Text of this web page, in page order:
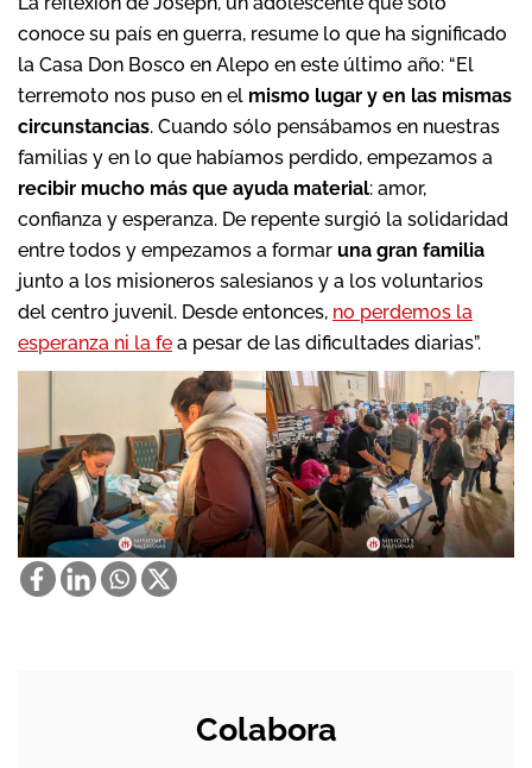
conoce su país en guerra, resume lo que ha significado
la Casa Don Bosco en Alepo en este último año: “El
terremoto nos puso en el mismo lugar y en las mismas
circunstancias. Cuando sólo pensábamos en nuestras
familias y en lo que habíamos perdido, empezamos a
recibir mucho más que ayuda material: amor,
confianza y esperanza. De repente surgió la solidaridad
entre todos y empezamos a formar una gran familia
junto a los misioneros salesianos y a los voluntarios
del centro juvenil. Desde entonces, no perdemos la
esperanza ni la fe a pesar de las dificultades diarias”.
Colabora